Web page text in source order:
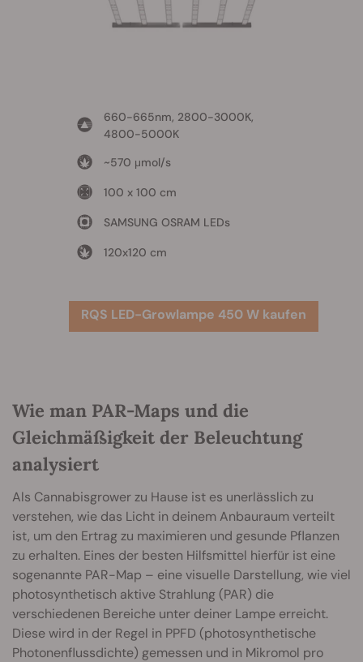
660-665nm, 2800-3000K,
4800-5000K
~570 μmol/s
100 x 100 cm
SAMSUNG OSRAM LEDs
120x120 cm
RQS LED-Growlampe 450 W kaufen
Wie man PAR-Maps und die
Gleichmäßigkeit der Beleuchtung
analysiert
Als Cannabisgrower zu Hause ist es unerlässlich zu
verstehen, wie das Licht in deinem Anbauraum verteilt
ist, um den Ertrag zu maximieren und gesunde Pflanzen
zu erhalten. Eines der besten Hilfsmittel hierfür ist eine
sogenannte PAR-Map – eine visuelle Darstellung, wie viel
photosynthetisch aktive Strahlung (PAR) die
verschiedenen Bereiche unter deiner Lampe erreicht.
Diese wird in der Regel in PPFD (photosynthetische
Photonenflussdichte) gemessen und in Mikromol pro